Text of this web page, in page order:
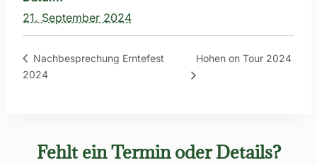
21. September 2024
Nachbesprechung Erntefest
2024
Hohen on Tour 2024
Fehlt ein Termin oder Details?